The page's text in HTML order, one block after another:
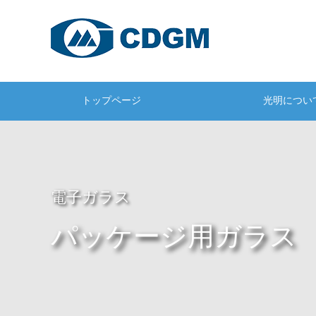
トップページ 光明につい
電子ガラス
パッケージ用ガラス